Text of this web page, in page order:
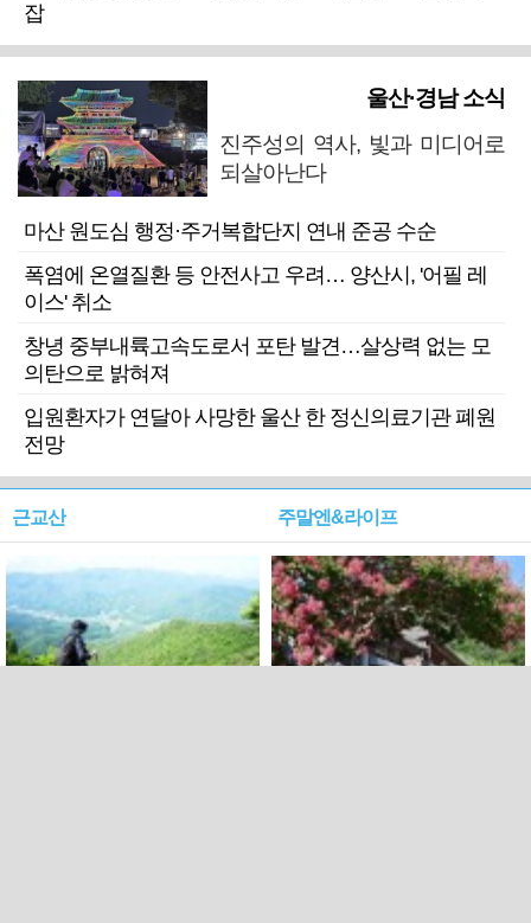
잡
울산·경남 소식
진주성의 역사, 빛과 미디어로
되살아난다
마산 원도심 행정·주거복합단지 연내 준공 수순
폭염에 온열질환 등 안전사고 우려… 양산시, '어필 레
이스' 취소
창녕 중부내륙고속도로서 포탄 발견…살상력 없는 모
의탄으로 밝혀져
입원환자가 연달아 사망한 울산 한 정신의료기관 폐원
전망
근교산 주말엔&라이프